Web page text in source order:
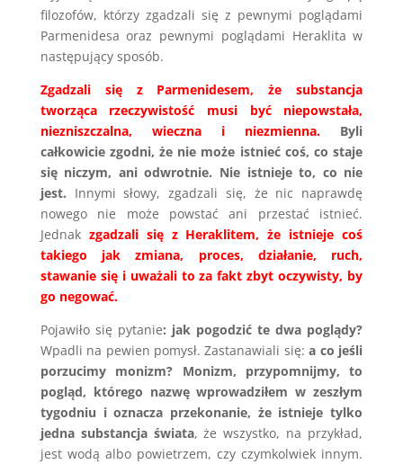
filozofów, którzy zgadzali się z pewnymi poglądami
Parmenidesa oraz pewnymi poglądami Heraklita w
następujący sposób.
Zgadzali się z Parmenidesem, że substancja
tworząca rzeczywistość musi być niepowstała,
niezniszczalna, wieczna i niezmienna. Byli
całkowicie zgodni, że nie może istnieć coś, co staje
się niczym, ani odwrotnie. Nie istnieje to, co nie
jest. Innymi słowy, zgadzali się, że nic naprawdę
nowego nie może powstać ani przestać istnieć.
Jednak zgadzali się z Heraklitem, że istnieje coś
takiego jak zmiana, proces, działanie, ruch,
stawanie się i uważali to za fakt zbyt oczywisty, by
go negować.
Pojawiło się pytanie: jak pogodzić te dwa poglądy?
Wpadli na pewien pomysł. Zastanawiali się:a co jeśli
porzucimy monizm?
Monizm, przypomnijmy, to
pogląd, którego nazwę wprowadziłem w zeszłym
tygodniu i oznacza przekonanie, że istnieje tylko
jedna substancja świata, że wszystko, na przykład,
jest wodą albo powietrzem, czy czymkolwiek innym.